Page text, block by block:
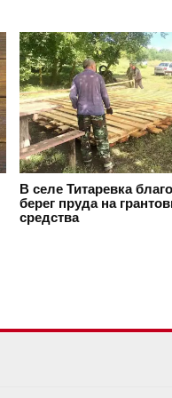
В селе Титаревка
берег пруда на
средства